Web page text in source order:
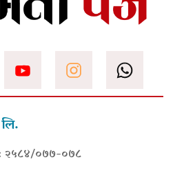
: २५८४/०७७-०७८